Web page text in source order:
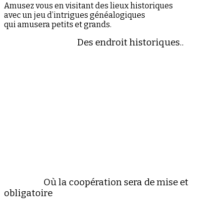
Amusez vous en visitant des lieux historiques
avec un jeu d’intrigues généalogiques
qui amusera petits et grands.
Des endroit historiques..
Où la coopération sera de mise et
obligatoire